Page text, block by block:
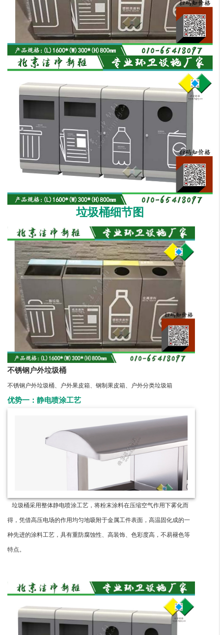
垃圾桶细节图
不锈钢户外垃圾桶
不锈钢户外垃圾桶、户外果皮箱、钢制果皮箱、户外分类垃圾箱
优势一：静电喷涂工艺
垃圾桶采用整体静电喷涂工艺，将粉末涂料在压缩空气作用下雾化而
得，凭借高压电场的作用均匀地吸附于金属工件表面，高温固化成的一
种先进的涂料工艺，具有重防腐蚀性、高装饰、色彩度高，不易褪色等
特点。